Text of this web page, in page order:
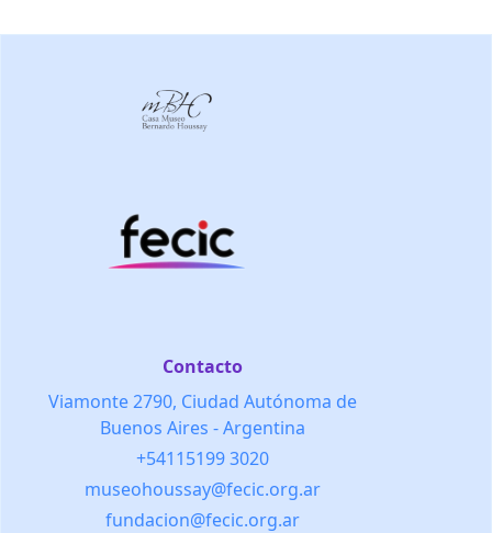
Contacto
Viamonte 2790, Ciudad Autónoma de
Buenos Aires - Argentina
+54115199 3020
museohoussay@fecic.org.ar
fundacion@fecic.org.ar